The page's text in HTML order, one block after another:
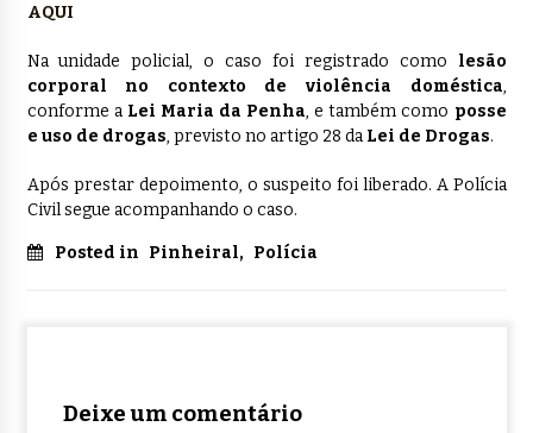
AQUI
Na unidade policial, o caso foi registrado como lesão
corporal no contexto de violência doméstica,
conforme a Lei Maria da Penha, e também como posse
e uso de drogas, previsto no artigo 28 da Lei de Drogas.
Após prestar depoimento, o suspeito foi liberado. A Polícia
Civil segue acompanhando o caso.
Posted in Pinheiral, Polícia
Deixe um comentário